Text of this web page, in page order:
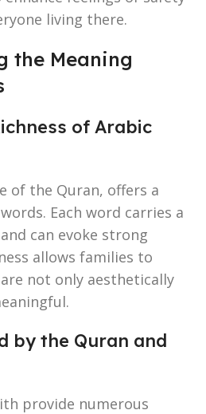
living there.
the Meaning
of Arabic
of the Quran, offers a
Each word carries a
can evoke strong
allows families to
not only aesthetically
by the Quran and
provide numerous